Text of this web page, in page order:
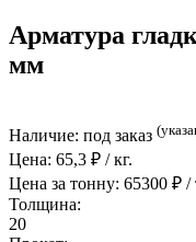
Арматура
мм
Наличие: под заказ
Цена: 65,3 ₽ / кг.
Цена за тонну: 65300 ₽ /
Толщина:
20